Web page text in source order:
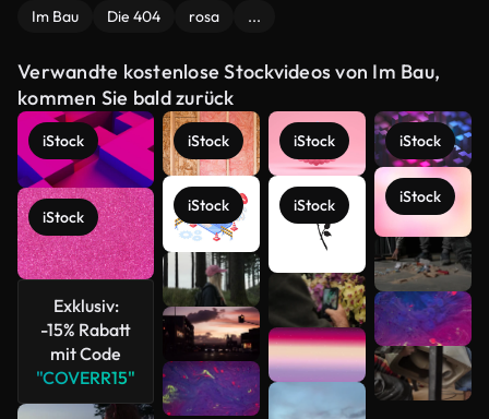
Im Bau Die 404 rosa ...
Verwandte kostenlose Stockvideos von Im Bau,
kommen Sie bald zurück
iStock
iStock
Exklusiv:
-15% Rabatt
mit Code
"COVERR15"
iStock
iStock
iStock
iStock
iStock
iStock
Mehr
anzeigen